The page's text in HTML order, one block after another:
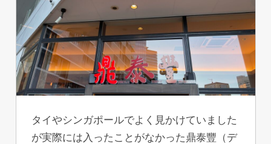
タイやシンガポールでよく見かけていました
が実際には入ったことがなかった鼎泰豐（デ